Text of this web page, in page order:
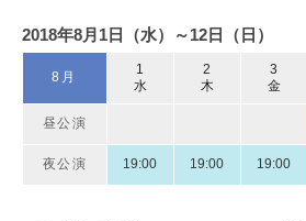
2018年8月1日（水）～12日（日）
8月
1
水
2
木
3
金
昼公演
夜公演 19:00 19:00 19:00